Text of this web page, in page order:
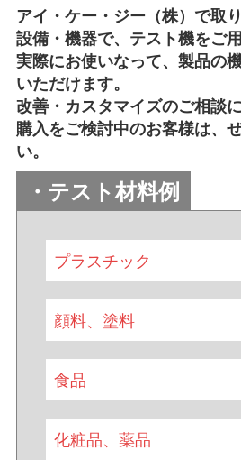
アイ・ケー・ジー（株）で取
設備・機器で、テスト機をご
実際にお使いなって、製品の
いただけます。
改善・カスタマイズのご相談
購入をご検討中のお客様は、
い。
・テスト材料例
プラスチック
顔料、塗料
食品
化粧品、薬品